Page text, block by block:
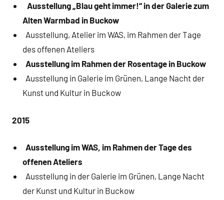
Ausstellung „Blau geht immer!“ in der Galerie zum
Alten Warmbad in Buckow
Ausstellung, Atelier im WAS, im Rahmen der Tage
des offenen Ateliers
Ausstellung im Rahmen der Rosentage in Buckow
Ausstellung in Galerie im Grünen, Lange Nacht der
Kunst und Kultur in Buckow
2015
Ausstellung im WAS, im Rahmen der Tage des
offenen Ateliers
Ausstellung in der Galerie im Grünen, Lange Nacht
der Kunst und Kultur in Buckow